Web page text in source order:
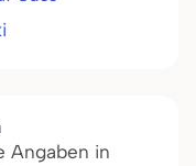
Angaben in